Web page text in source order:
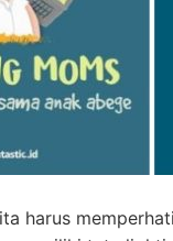
harus